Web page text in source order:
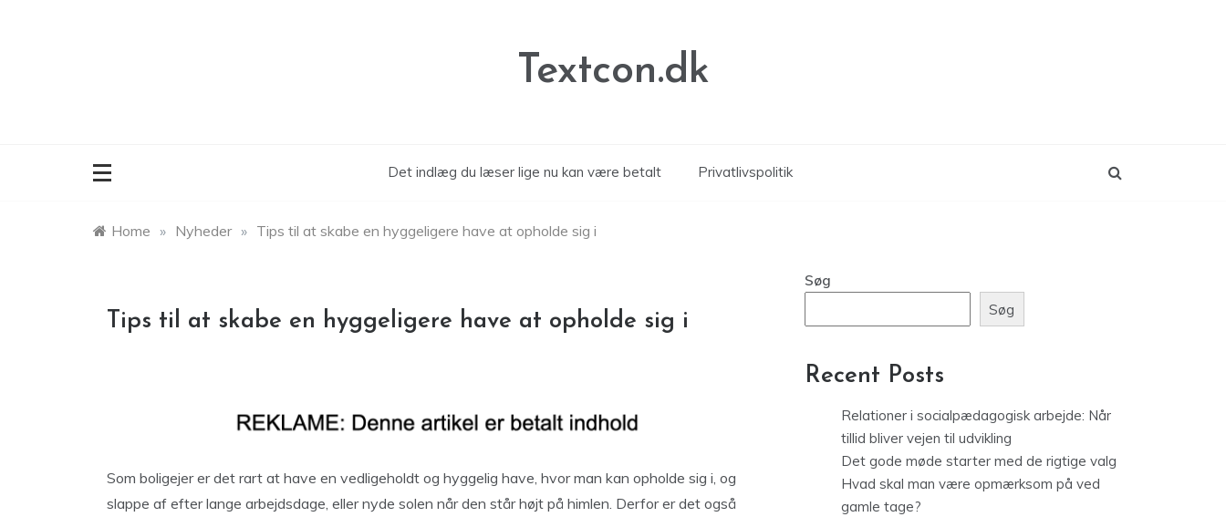
Textcon.dk
Det indlæg du læser lige nu kan være betalt Privatlivspolitik
Home » Nyheder » Tips til at skabe en hyggeligere have at opholde sig i
Tips til at skabe en hyggeligere have at opholde sig i
Som boligejer er det rart at have en vedligeholdt og hyggelig have, hvor man kan opholde sig i, og
slappe af efter lange arbejdsdage, eller nyde solen når den står højt på himlen. Derfor er det også
Søg
Søg
Recent Posts
Relationer i socialpædagogisk arbejde: Når
tillid bliver vejen til udvikling
Det gode møde starter med de rigtige valg
Hvad skal man være opmærksom på ved
gamle tage?